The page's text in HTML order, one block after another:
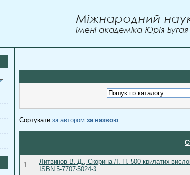
Сортувати за автором за назвою
1.
Литвинов В. Д., Скорина Л. П. 500 крилатих
ISBN 5-7707-5024-3